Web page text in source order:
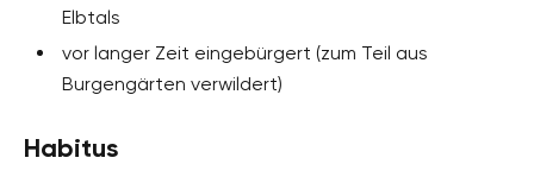
Elbtals
vor langer Zeit eingebürgert (zum Teil aus
Burgengärten verwildert)
Habitus